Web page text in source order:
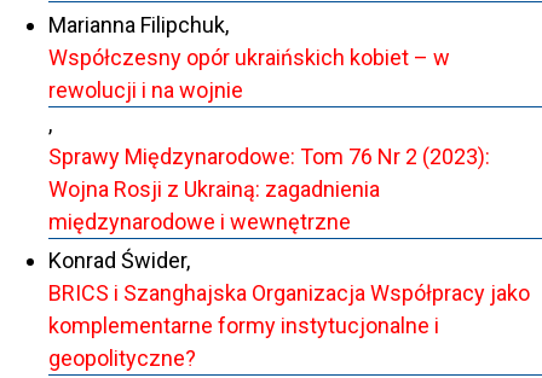
Marianna Filipchuk,
Współczesny opór ukraińskich kobiet – w
rewolucji i na wojnie
,
Sprawy Międzynarodowe: Tom 76 Nr 2 (2023):
Wojna Rosji z Ukrainą: zagadnienia
międzynarodowe i wewnętrzne
Konrad Świder,
BRICS i Szanghajska Organizacja Współpracy jako
komplementarne formy instytucjonalne i
geopolityczne?